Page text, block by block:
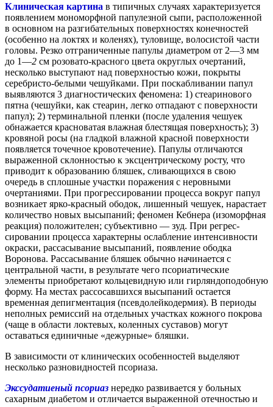
Клиническая картина в типичных случаях характеризуется
появлением мономорфной папулезной сыпи, расположенной
в основном на разгибательных поверхностях конечностей
(особенно на локтях и коленях), туловище, волосистой части
головы. Резко отграниченные папулы диаметром от 2—3 мм
до 1—2 см розовато-красного цвета округлых очертаний,
несколько выступают над поверхностью кожи, покрыты
серебристо-белыми чешуйками. При поскабливании папул
выявляются 3 диагностических феномена: 1) стеаринового
пятна (чешуйки, как стеарин, легко отпадают с поверхности
папул); 2) терминальной пленки (после удаления чешуек
обнажается красноватая влажная блестящая поверхность); 3)
кровяной росы (на гладкой влажной красной поверхности
появляется точечное кровотечение). Папулы отличаются
выраженной склонностью к эксцентрическому росту, что
приводит к образованию бляшек, сливающихся в свою
очередь в сплошные участки поражения с неровными
очертаниями. При прогрессировании процесса вокруг папул
возникает ярко-красный ободок, лишенный чешуек, нарастает
количество новых высыпаний; феномен Кебнера (изоморфная
реакция) положителен; субъективно — зуд. При регрес-
сировании процесса характерны ослабление интенсивности
окраски, рассасывание высыпаний, появление ободка
Воронова. Рассасывание бляшек обычно начинается с
центральной части, в результате чего псориатические
элементы приобретают кольцевидную или гирляндоподобную
форму. На местах рассосавшихся высыпаний остается
временная депигментация (псевдолейкодермия). В периоды
неполных ремиссий на отдельных участках кожного покрова
(чаще в области локтевых, коленных суставов) могут
оставаться единичные «дежурные» бляшки.
В зависимости от клинических особенностей выделяют
несколько разновидностей псориаза.
Экссудатиеный псориаз нередко развивается у больных
сахарным диабетом и отличается выраженной отечностью и